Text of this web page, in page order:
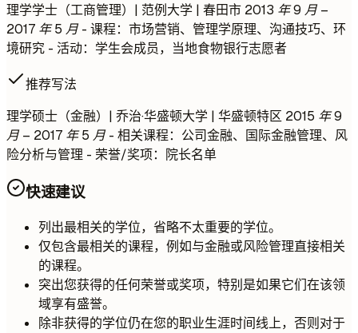
理学学士（工商管理）| 范例大学 | 春田市 2013 年 9 月 –
2017 年 5 月- 课程：市场营销、管理学原理、沟通技巧、环
境研究 - 活动：学生会成员，当地食物银行志愿者
推荐写法
理学硕士（金融）| 乔治·华盛顿大学 | 华盛顿特区 2015 年 9
月 – 2017 年 5 月- 相关课程：公司金融、国际金融管理、风
险分析与管理 - 荣誉/奖项：院长名单
快速建议
列出最相关的学位，省略不太重要的学位。
仅包含最相关的课程，例如与金融或风险管理直接相关
的课程。
突出您获得的任何荣誉或奖项，特别是如果它们在该领
域享有盛誉。
除非获得的学位仍在您的职业生涯时间线上，否则对于